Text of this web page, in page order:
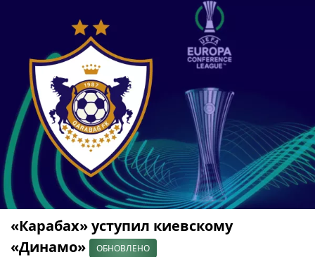
«Карабах» уступил киевскому
«Динамо»
ОБНОВЛЕНО